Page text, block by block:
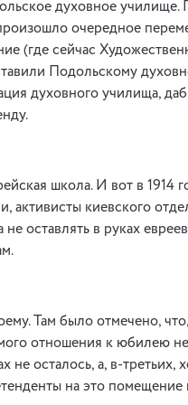
духовное училище.
очередное
(где сейчас
Подольскому
духовного училища,
школа. И вот в 1914
активисты киевского
оставлять в руках
Там было отмечено,
отношения к юбилею
осталось, а, в-третьих,
на это помещение